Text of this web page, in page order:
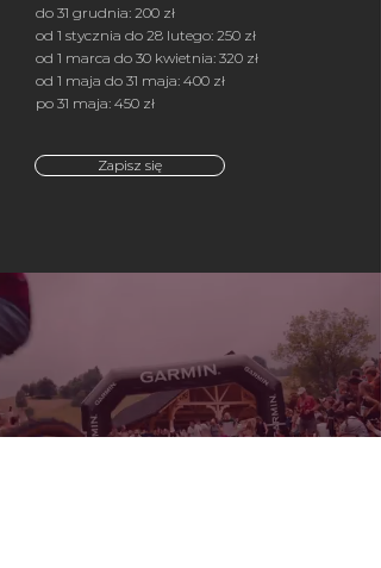
do 31 grudnia: 200 zł
od 1 stycznia do 28 lutego: 250 zł
od 1 marca do 30 kwietnia: 320 zł
od 1 maja do 31 maja: 400 zł
po 31 maja: 450 zł
Zapisz się